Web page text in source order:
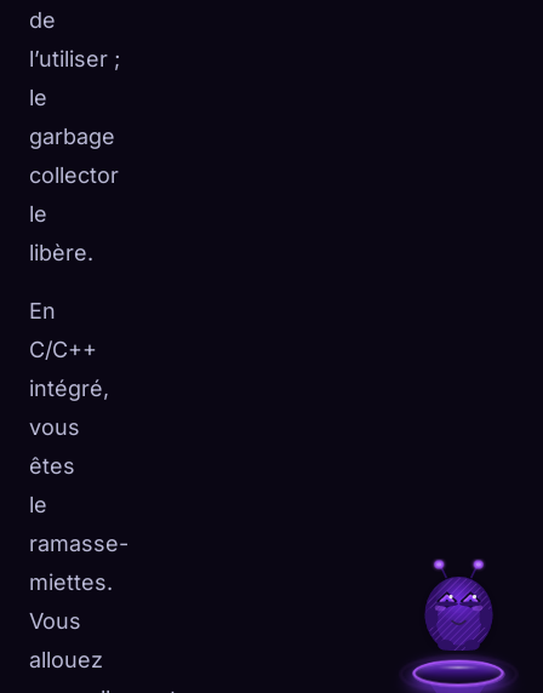
de
l’utiliser ;
le
garbage
collector
le
libère.
En
C/C++
intégré,
vous
êtes
le
ramasse-
miettes.
Vous
allouez